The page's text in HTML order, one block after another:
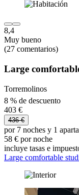
8,4
Muy bueno
(27 comentarios)
Large
Torremolinos
8 % de descuento
403 €
436 €
por 7 noches y 1
58 € por noche
incluye tasas e
Large comfortable